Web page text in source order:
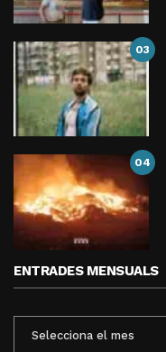
03
04
ENTRADES MENSUALS
MENSUALS